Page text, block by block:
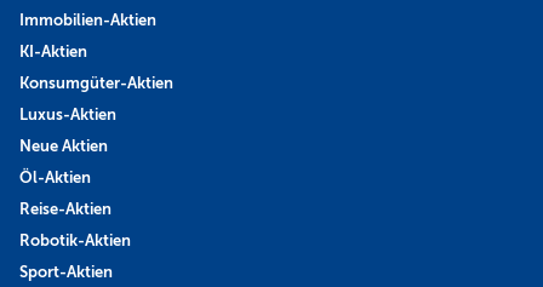
Immobilien-Aktien
KI-Aktien
Konsumgüter-Aktien
Luxus-Aktien
Neue Aktien
Öl-Aktien
Reise-Aktien
Robotik-Aktien
Sport-Aktien